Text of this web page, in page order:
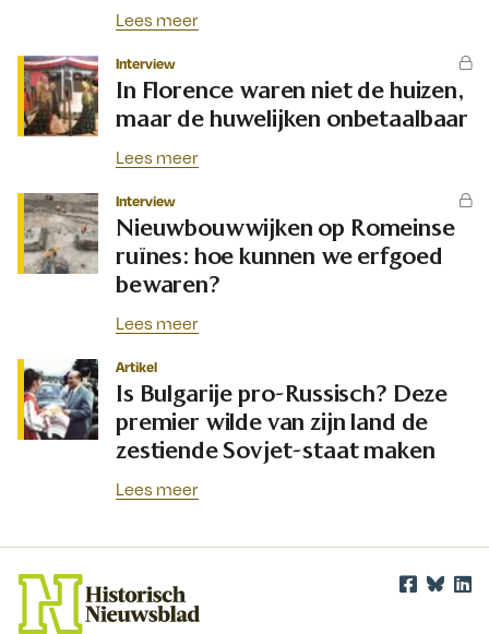
Lees meer
Interview
In Florence waren niet de huizen,
maar de huwelijken onbetaalbaar
Lees meer
Interview
Nieuwbouwwijken op Romeinse
ruïnes: hoe kunnen we erfgoed
bewaren?
Lees meer
Artikel
Is Bulgarije pro-Russisch? Deze
premier wilde van zijn land de
zestiende Sovjet-staat maken
Lees meer